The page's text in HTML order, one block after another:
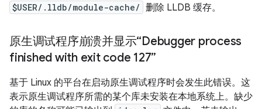
$USER/.lldb/module-cache/ 删除 LLDB 缓存。
原生调试程序崩溃并显示“Debugger process
finished with exit code 127”
基于 Linux 的平台在启动原生调试程序时会发生此错误。这
表示原生调试程序所需的某个库未安装在本地系统上。缺少